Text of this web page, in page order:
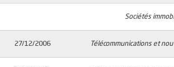
Sociétés
Télécommunications et
27/12/2006